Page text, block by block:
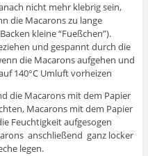
nicht mehr klebrig sein,
die Macarons zu lange
kleine “Fueßchen”).
und gespannt durch die
die Macarons aufgehen und
140°C Umluft vorheizen
die Macarons mit dem Papier
Macarons mit dem Papier
Feuchtigkeit aufgesogen
anschließend ganz locker
legen.